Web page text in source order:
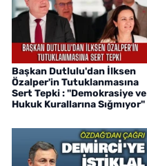
Başkan Dutlulu'dan İlksen
Özalper'in Tutuklanmasına
Sert Tepki : "Demokrasiye ve
Hukuk Kurallarına Sığmıyor"